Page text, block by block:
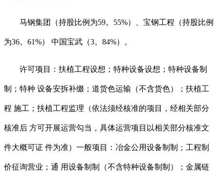
马钢集团（持股比例为59。55%）、宝钢工程（持股比例
为36。61%） 中国宝武（3。84%）。
许可项目：扶植工程设想；特种设备设想；特种设备制
制；特种 设备安拆补缀；道货色运输（不含货色）；扶植工
程 施工；扶植工程监理（依法须经核准的项目，经相关部分
核准后 方可开展运营勾当，具体运营项目以相关部分核准文
件大概可证 件为准）一般项目：冶金公用设备制制；工程制
价征询营业；通 用设备制制（不含特种设备制制）；金属链